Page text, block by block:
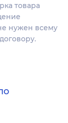
товара
нужен всему